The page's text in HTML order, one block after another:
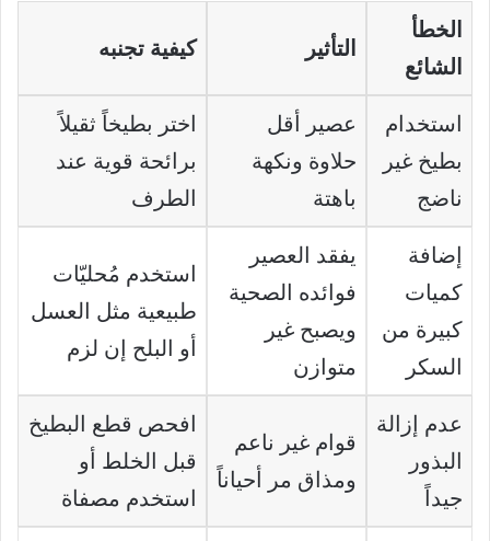
الخطأ
الشائع
التأثير كيفية تجنبه
استخدام
بطيخ غير
ناضج
عصير أقل
حلاوة ونكهة
باهتة
اختر بطيخاً ثقيلاً
برائحة قوية عند
الطرف
إضافة
كميات
كبيرة من
السكر
يفقد العصير
فوائده الصحية
ويصبح غير
متوازن
استخدم مُحليّات
طبيعية مثل العسل
أو البلح إن لزم
عدم إزالة
البذور
جيداً
قوام غير ناعم
ومذاق مر أحياناً
افحص قطع البطيخ
قبل الخلط أو
استخدم مصفاة